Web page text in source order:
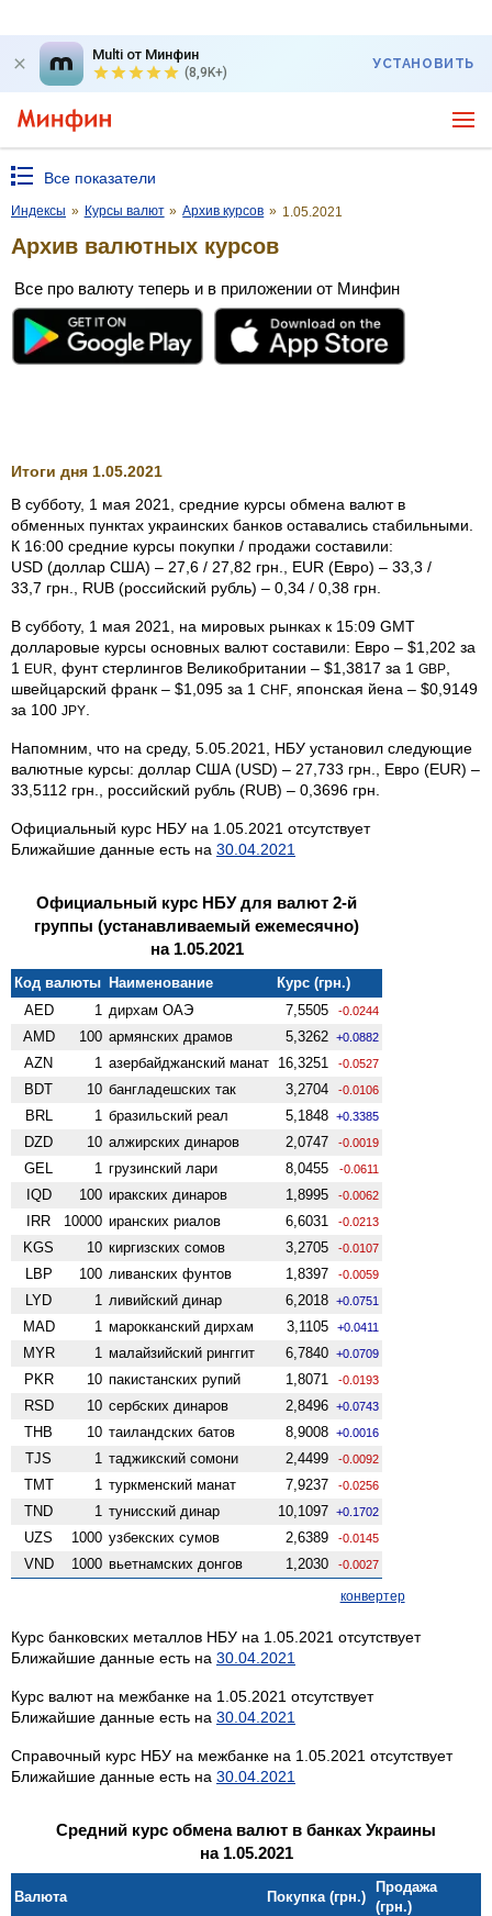
Multi от Минфин
(8,9K+)
УСТАНОВИТЬ
Все показатели
Индексы » Курсы валют » Архив курсов » 1.05.2021
Архив валютных курсов
Все про валюту теперь и в приложении от Минфин
Итоги дня 1.05.2021
В субботу, 1 мая 2021, средние курсы обмена валют в
обменных пунктах украинских банков оставались стабильными.
К 16:00 средние курсы покупки / продажи составили:
USD (доллар США) – 27,6 / 27,82 грн., EUR (Евро) – 33,3 /
33,7 грн., RUB (российский рубль) – 0,34 / 0,38 грн.
В субботу, 1 мая 2021, на мировых рынках к 15:09 GMT
долларовые курсы основных валют составили: Евро – $1,202 за
1 EUR , фунт стерлингов Велико­британии – $1,3817 за 1 GBP
швейцарский франк – $1,095 за 1 CHF , японская йена – $0,9149
за 100 JPY
Напомним, что на среду, 5.05.2021, НБУ установил следующие
валютные курсы: доллар США (USD) – 27,733 грн., Евро (EUR) –
33,5112 грн., российский рубль (RUB) – 0,3696 грн.
Официальный курс НБУ на 1.05.2021 отсутствует
Ближайшие данные есть на 30.04.2021
Официальный курс НБУ для валют 2-й
группы (устанавливаемый ежемесячно)
на 1.05.2021
Код валюты Наименование
Курс (грн.)
AED
1 дирхам ОАЭ 7,5505 -0.0244
AMD 100 армянских драмов 5,3262 +0.0882
AZN 1 азербайджанский манат 16,3251 -0.0527
BDT 10 бангладешских так 3,2704 -0.0106
BRL 1 бразильский реал 5,1848 +0.3385
DZD 10 алжирских динаров 2,0747 -0.0019
GEL 1 грузинский лари 8,0455 -0.0611
IQD 100 иракских динаров 1,8995 -0.0062
IRR 10000 иранских риалов 6,6031 -0.0213
KGS 10 киргизских сомов 3,2705 -0.0107
LBP 100 ливанских фунтов 1,8397 -0.0059
LYD 1 ливийский динар 6,2018 +0.0751
MAD 1 марокканский дирхам 3,1105 +0.0411
MYR 1 малайзийский ринггит 6,7840 +0.0709
PKR 10 пакистанских рупий 1,8071 -0.0193
RSD 10 сербских динаров 2,8496 +0.0743
THB 10 таиландских батов 8,9008 +0.0016
TJS 1 таджикский сомони 2,4499 -0.0092
TMT 1 туркменский манат 7,9237 -0.0256
TND 1 тунисский динар 10,1097 +0.1702
UZS 1000 узбекских сумов 2,6389 -0.0145
VND 1000 вьетнамских донгов 1,2030 -0.0027
конвертер
Курс банковских металлов НБУ на 1.05.2021 отсутствует
Ближайшие данные есть на 30.04.2021
Курс валют на межбанке на 1.05.2021 отсутствует
Ближайшие данные есть на 30.04.2021
Справочный курс НБУ на межбанке на 1.05.2021 отсутствует
Ближайшие данные есть на 30.04.2021
Средний курс обмена валют в банках Украины
на 1.05.2021
Валюта Покупка (грн.)
Продажа
(грн.)